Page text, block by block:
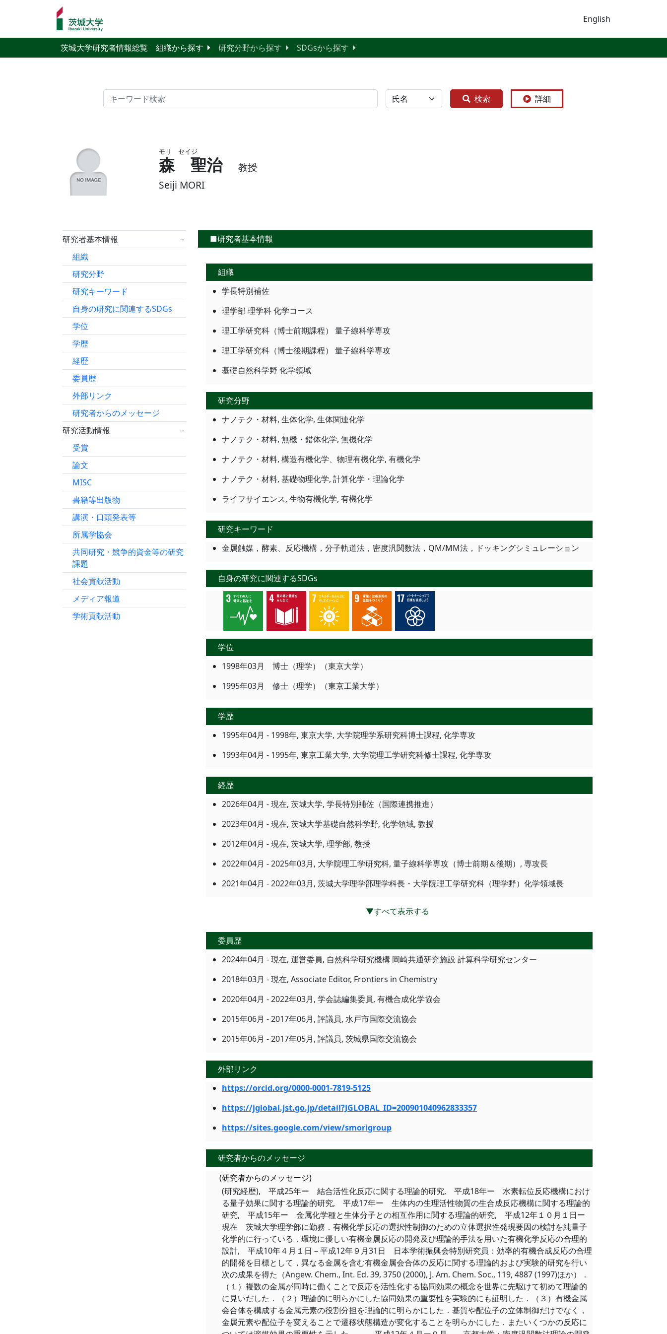
English
茨城大学研究者情報総覧 組織から探す 研究分野から探す SDGsから探す
検索 全体 検索 詳細
モリ セイジ
森 聖治
教授
Seiji MORI
研究者基本情報
－
組織
研究分野
研究キーワード
自身の研究に関連するSDGs
学位
学歴
経歴
委員歴
外部リンク
研究者からのメッセージ
研究活動情報
－
受賞
論文
MISC
書籍等出版物
講演・口頭発表等
所属学協会
共同研究・競争的資金等の研究
課題
社会貢献活動
メディア報道
学術貢献活動
■研究者基本情報
組織
学長特別補佐
理学部 理学科 化学コース
理工学研究科（博士前期課程） 量子線科学専攻
理工学研究科（博士後期課程） 量子線科学専攻
基礎自然科学野 化学領域
研究分野
ナノテク・材料, 生体化学, 生体関連化学
ナノテク・材料, 無機・錯体化学, 無機化学
ナノテク・材料, 構造有機化学、物理有機化学, 有機化学
ナノテク・材料, 基礎物理化学, 計算化学・理論化学
ライフサイエンス, 生物有機化学, 有機化学
研究キーワード
金属触媒，酵素、反応機構，分子軌道法，密度汎関数法，QM/MM法，ドッキングシミュレーション
自身の研究に関連するSDGs
学位
1998年03月 博士（理学）（東京大学）
1995年03月 修士（理学）（東京工業大学）
学歴
1995年04月 - 1998年, 東京大学, 大学院理学系研究科博士課程, 化学専攻
1993年04月 - 1995年, 東京工業大学, 大学院理工学研究科修士課程, 化学専攻
経歴
2026年04月 - 現在, 茨城大学, 学長特別補佐（国際連携推進）
2023年04月 - 現在, 茨城大学基礎自然科学野, 化学領域, 教授
2012年04月 - 現在, 茨城大学, 理学部, 教授
2022年04月 - 2025年03月, 大学院理工学研究科, 量子線科学専攻（博士前期＆後期）, 専攻長
2021年04月 - 2022年03月, 茨城大学理学部理学科長・大学院理工学研究科（理学野）化学領域長
▼すべて表示する
委員歴
2024年04月 - 現在, 運営委員, 自然科学研究機構 岡崎共通研究施設 計算科学研究センター
2018年03月 - 現在, Associate Editor, Frontiers in Chemistry
2020年04月 - 2022年03月, 学会誌編集委員, 有機合成化学協会
2015年06月 - 2017年06月, 評議員, 水戸市国際交流協会
2015年06月 - 2017年05月, 評議員, 茨城県国際交流協会
外部リンク
https://orcid.org/0000-0001-7819-5125
https://jglobal.jst.go.jp/detail?JGLOBAL_ID=200901040962833357
https://sites.google.com/view/smorigroup
研究者からのメッセージ
(研究者からのメッセージ)
(研究経歴), 平成25年ー 結合活性化反応に関する理論的研究, 平成18年ー 水素転位反応機構におけ
る量子効果に関する理論的研究, 平成17年ー 生体内の生理活性物質の生合成反応機構に関する理論的
研究, 平成15年ー 金属化学種と生体分子との相互作用に関する理論的研究, 平成12年１０月１日ー
現在 茨城大学理学部に勤務．有機化学反応の選択性制御のための立体選択性発現要因の検討を純量子
化学的に行っている．環境に優しい有機金属反応の開発及び理論的手法を用いた有機化学反応の合理的
設計, 平成10年４月１日－平成12年９月31日 日本学術振興会特別研究員：効率的有機合成反応の合理
的開発を目標として，異なる金属を含む有機金属会合体の反応に関する理論的および実験的研究を行い
次の成果を得た（Angew. Chem., Int. Ed. 39, 3750 (2000), J. Am. Chem. Soc., 119, 4887 (1997)ほか）．
（１）複数の金属が同時に働くことで反応を活性化する協同効果の概念を世界に先駆けて初めて理論的
に見いだした．（２）理論的に明らかにした協同効果の重要性を実験的にも証明した．（３）有機金属
会合体を構成する金属元素の役割分担を理論的に明らかにした．基質や配位子の立体制御だけでなく，
金属元素や配位子を変えることで遷移状態構造が変化することを明らかにした．またいくつかの反応に